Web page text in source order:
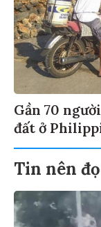
Gần 70
đất ở
Tin nên